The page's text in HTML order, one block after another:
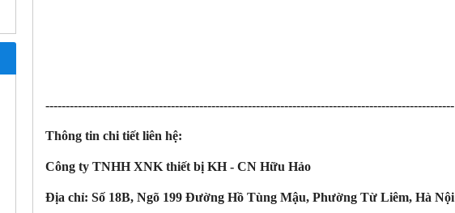
-----------------------------------------------------------------------------------------------------
Thông tin chi tiết liên hệ:
Công ty TNHH XNK thiết bị KH - CN Hữu Hảo
Địa chỉ: Số 18B, Ngõ 199 Đường Hồ Tùng Mậu, Phường Từ Liêm, Hà Nội